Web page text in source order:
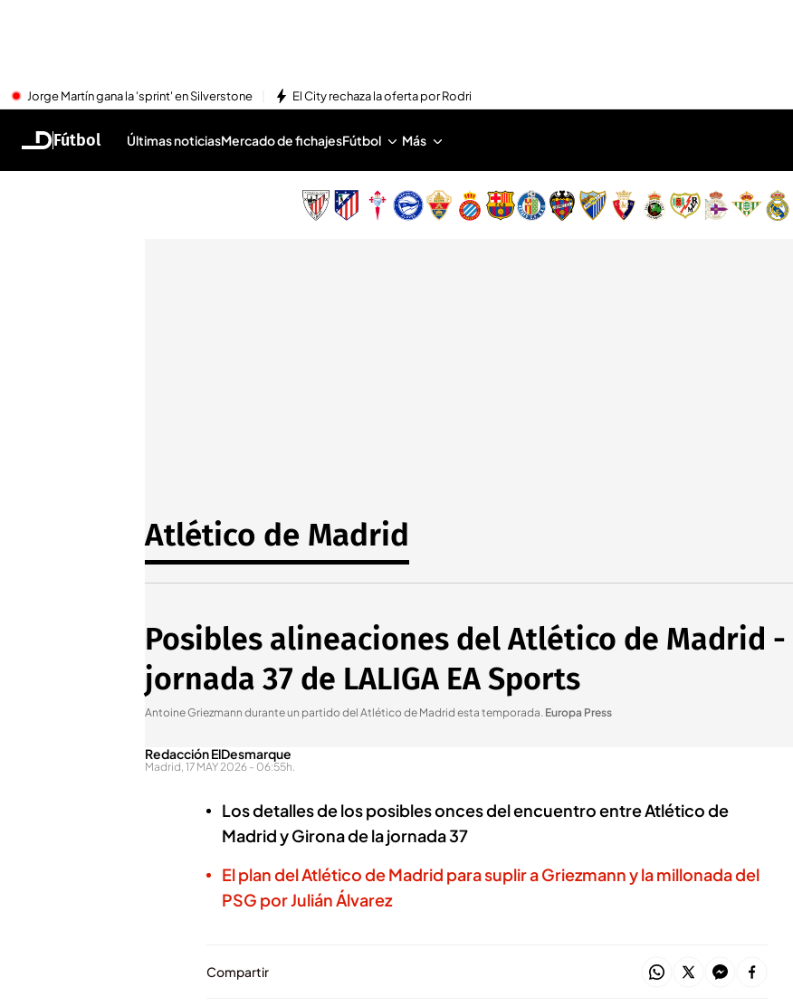
Jorge Martín gana la 'sprint' en Silverstone El City rechaza la oferta por Rodri
Fútbol Últimas noticiasMercado de fichajesFútbol Más
Atlético de Madrid
Posibles alineaciones del Atlético de Madrid
jornada 37 de LALIGA EA Sports
Antoine Griezmann durante un partido del Atlético de Madrid esta temporada. Europa Press
Redacción ElDesmarque
Madrid, 17 MAY 2026 - 06:55h.
Los detalles de los posibles onces del encuentro entre Atlético de
Madrid y Girona de la jornada 37
El plan del Atlético de Madrid para suplir a Griezmann y la millonada del
PSG por Julián Álvarez
Compartir